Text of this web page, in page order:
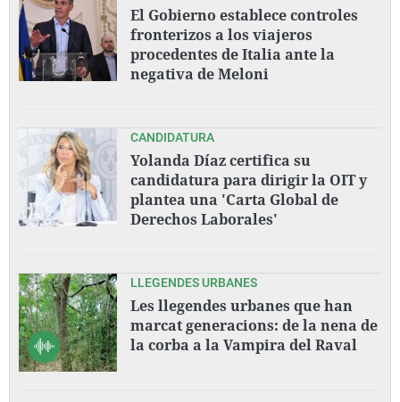
El Gobierno establece controles
fronterizos a los viajeros
procedentes de Italia ante la
negativa de Meloni
CANDIDATURA
Yolanda Díaz certifica su
candidatura para dirigir la OIT y
plantea una 'Carta Global de
Derechos Laborales'
LLEGENDES URBANES
Les llegendes urbanes que han
marcat generacions: de la nena de
la corba a la Vampira del Raval